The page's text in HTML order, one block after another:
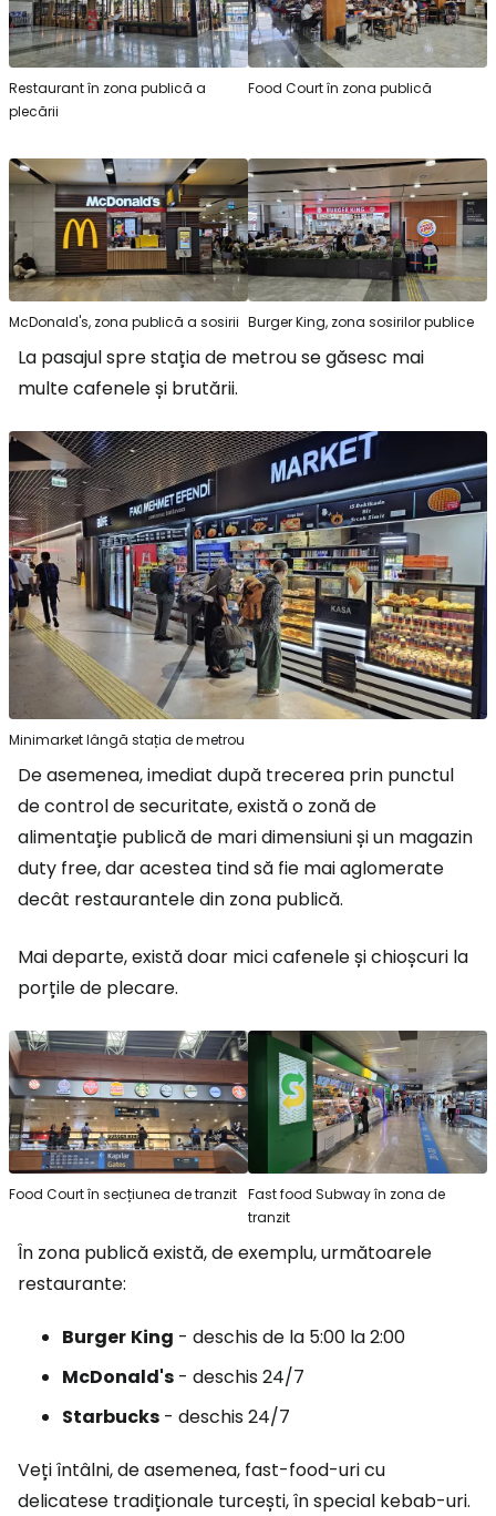
Restaurant în zona publică a
plecării
Food Court în zona publică
McDonald's, zona publică a sosirii Burger King, zona sosirilor publice
La pasajul spre stația de metrou se găsesc mai
multe cafenele și brutării.
Minimarket lângă stația de metrou
De asemenea, imediat după trecerea prin punctul
de control de securitate, există o zonă de
alimentație publică de mari dimensiuni și un magazin
duty free, dar acestea tind să fie mai aglomerate
decât restaurantele din zona publică.
Mai departe, există doar mici cafenele și chioșcuri la
porțile de plecare.
Food Court în secțiunea de tranzit Fast food Subway în zona de
tranzit
În zona publică există, de exemplu, următoarele
restaurante:
Burger King - deschis de la 5:00 la 2:00
McDonald's - deschis 24/7
Starbucks - deschis 24/7
Veți întâlni, de asemenea, fast-food-uri cu
delicatese tradiționale turcești, în special kebab-uri.